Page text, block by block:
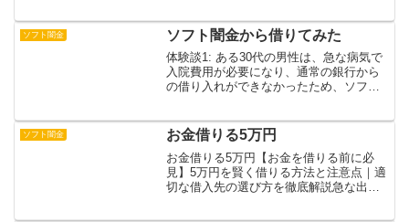
く解説し、その結論に至る理由を論理的
に整理。さらに実際の活用事...
ソフト闇金 ソフト闇金から借りてみた
体験談1: ある30代の男性は、急な病気で
入院費用が必要になり、通常の銀行から
の借り入れができなかったため、ソフト
できました。しかし、数週間後、返済の
ための金利が予想以...
ソフト闇金 お金借りる5万円
お金借りる5万円【お金を借りる前に必
見】5万円を賢く借りる方法と注意点｜適
切な借入先の選び方を徹底解説急な出費